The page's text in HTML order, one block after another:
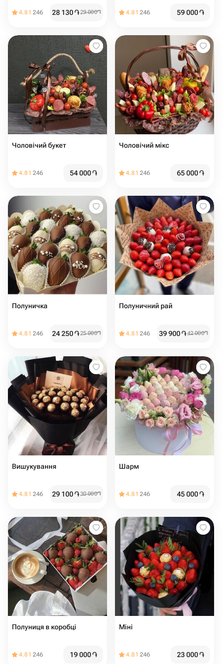
4.81 246 28 130֏29 000֏ 4.81 246 59 000֏
Чоловічий букет
4.81 246 54 000֏
Чоловічий мікс
4.81 246 65 000֏
Полуничка
4.81 246 24 250֏25 000֏
Полуничний рай
4.81 246 39 900֏42 000֏
Вишукування
4.81 246 29 100֏30 000֏
Шарм
4.81 246 45 000֏
Полуниця в коробці
4.81 246 19 000֏
Міні
4.81 246 23 000֏